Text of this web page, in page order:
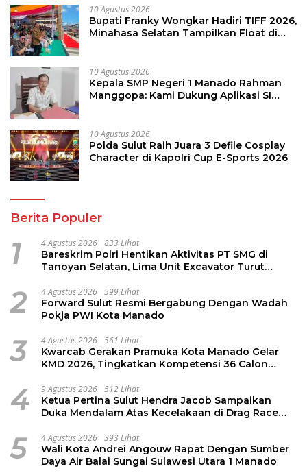
10 Agustus 2026
Bupati Franky Wongkar Hadiri TIFF 2026,
Minahasa Selatan Tampilkan Float di
10 Agustus 2026
Kepala SMP Negeri 1 Manado Rahman
Manggopa: Kami Dukung Aplikasi SI
10 Agustus 2026
Polda Sulut Raih Juara 3 Defile Cosplay
Character di Kapolri Cup E-Sports 2026
Berita Populer
1 4 Agustus 2026 833 Lihat
Bareskrim Polri Hentikan Aktivitas PT SMG di
Tanoyan Selatan, Lima Unit Excavator Turut
2 4 Agustus 2026 599 Lihat
Forward Sulut Resmi Bergabung Dengan Wadah
Pokja PWI Kota Manado
3 4 Agustus 2026 561 Lihat
Kwarcab Gerakan Pramuka Kota Manado Gelar
KMD 2026, Tingkatkan Kompetensi 36 Calon
4 9 Agustus 2026 512 Lihat
Ketua Pertina Sulut Hendra Jacob Sampaikan
Duka Mendalam Atas Kecelakaan di Drag Race
5 4 Agustus 2026 393 Lihat
Wali Kota Andrei Angouw Rapat Dengan Sumber
Daya Air Balai Sungai Sulawesi Utara 1 Manado